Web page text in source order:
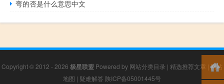
弯的否是什么意思中文
Copyright © 2012 - 2026 极星联盟 Powered by 网站分类目录 | 精选推荐文章 |网站
地图 | 疑难解答 陕ICP备05001445号